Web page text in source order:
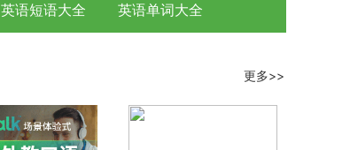
英语短语大全 英语单词大全
更多>>